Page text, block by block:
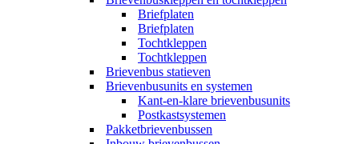
Briefplaten
Briefplaten
Tochtkleppen
Tochtkleppen
Brievenbus statieven
Brievenbusunits en systemen
Kant-en-klare brievenbusunits
Postkastsystemen
Pakketbrievenbussen